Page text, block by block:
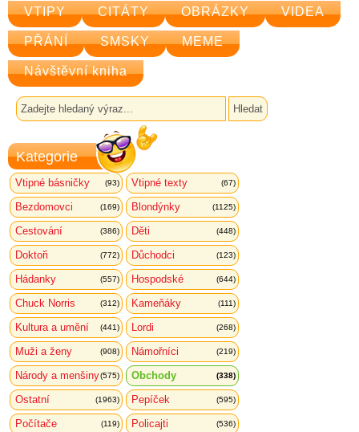
VTIPY CITÁTY OBRÁZKY VIDEA
PŘÁNÍ SMSKY MEME
Návštěvní kniha
Kategorie
Vtipné básničky (93) Vtipné texty (67)
Bezdomovci (169) Blondýnky (1125)
Cestování (386) Děti (448)
Doktoři (772) Důchodci (123)
Hádanky (557) Hospodské (644)
Chuck Norris (312) Kameňáky (111)
Kultura a umění (441) Lordi (268)
Muži a ženy (908) Námořníci (219)
Národy a menšiny(575) Obchody (338)
Ostatní (1963) Pepíček (595)
Počítače (119) Policajti (536)